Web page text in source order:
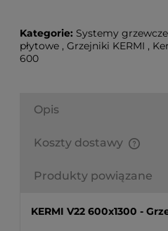
Kategorie: Systemy grzewcze
płytowe , Grzejniki KERMI ,
600
Opis
Koszty dostawy
w koszyku i uzależnione od
produktów które się w nim
Produkty powiązane
KERMI V22 600x1300 -